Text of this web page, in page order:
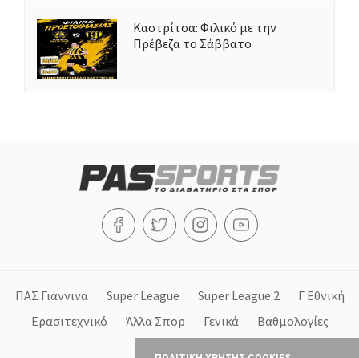
Καστρίτσα: Φιλικό με την
Πρέβεζα το Σάββατο
ΠΑΣ Γιάννινα Super League Super League 2
Γ Εθνική
Ερασιτεχνικό
Άλλα Σπορ Γενικά
Βαθμολογίες